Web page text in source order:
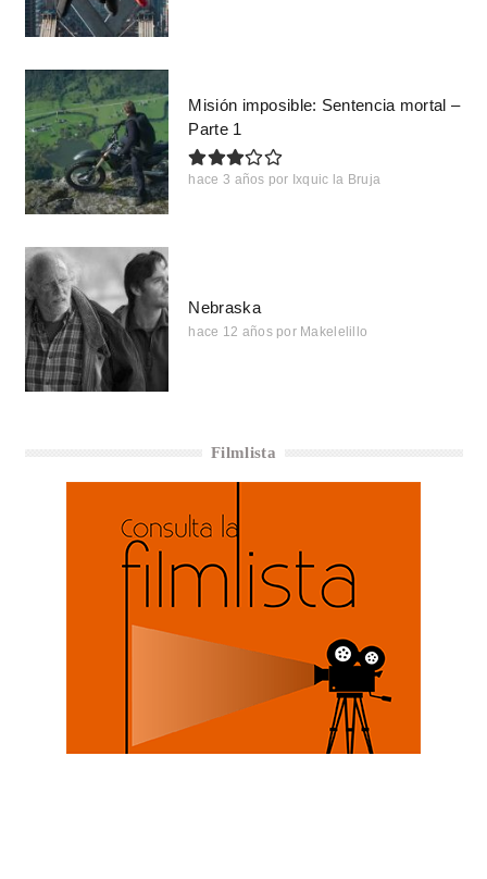
Misión imposible: Sentencia mortal –
Parte 1
hace 3 años por Ixquic la Bruja
Nebraska
hace 12 años por Makelelillo
Filmlista